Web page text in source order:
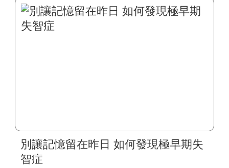
別讓記憶留在昨日 如何發現極早期失
智症